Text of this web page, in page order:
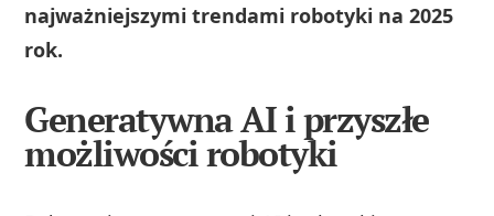
najważniejszymi trendami robotyki na 2025
rok.
Generatywna AI i przyszłe
możliwości robotyki